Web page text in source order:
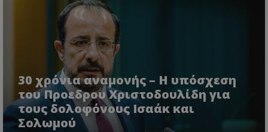
30 χρόνια αναμονής – Η υπόσχεση
του Προεδρου Χριστοδουλίδη για
τους δολοφόνους Ισαάκ και
ΣολωμούASP.NET_SessionId